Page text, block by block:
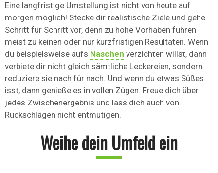
Eine langfristige Umstellung ist nicht von heute auf
morgen möglich! Stecke dir realistische Ziele und gehe
Schritt für Schritt vor, denn zu hohe Vorhaben führen
meist zu keinen oder nur kurzfristigen Resultaten. Wenn
du beispielsweise aufs Naschen verzichten willst, dann
verbiete dir nicht gleich sämtliche Leckereien, sondern
reduziere sie nach für nach. Und wenn du etwas Süßes
isst, dann genieße es in vollen Zügen. Freue dich über
jedes Zwischenergebnis und lass dich auch von
Rückschlägen nicht entmutigen.
Weihe dein Umfeld ein